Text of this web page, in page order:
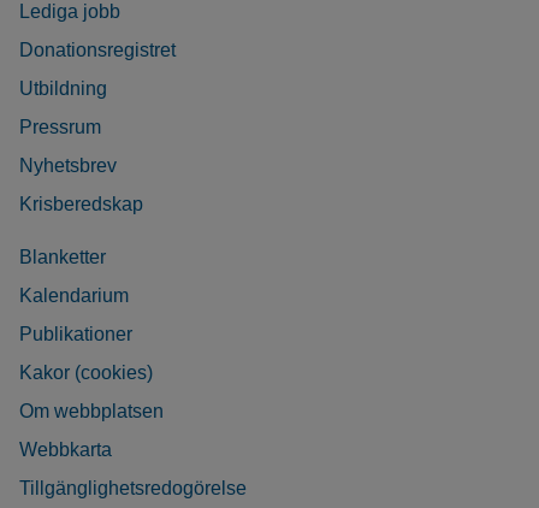
Lediga jobb
Donationsregistret
Utbildning
Pressrum
Nyhetsbrev
Krisberedskap
Blanketter
Kalendarium
Publikationer
Kakor (cookies)
Om webbplatsen
Webbkarta
Tillgänglighetsredogörelse